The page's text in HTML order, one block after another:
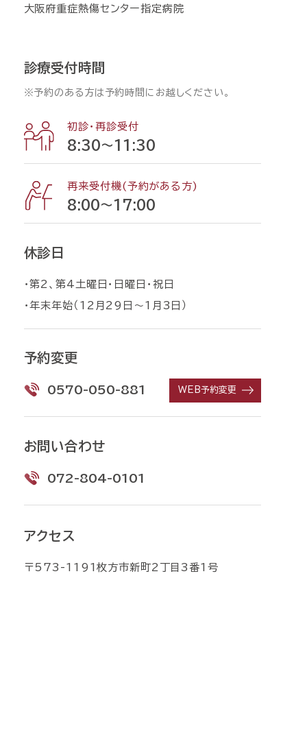
大阪府重症熱傷センター指定病院
診療受付時間
※予約のある方は予約時間にお越しください。
初診・再診受付
8:30〜11:30
再来受付機(予約がある方)
8:00〜17:00
休診日
・第2、第4土曜日・日曜日・祝日
・年末年始（12月29日〜1月3日）
予約変更
0570-050-881 WEB予約変更
お問い合わせ
072-804-0101
アクセス
〒573-1191枚方市新町2丁目3番1号